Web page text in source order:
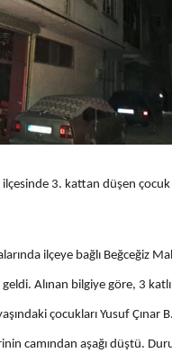
3. kattan düşen çocuk
ilçeye bağlı Beğceğiz
Alınan bilgiye göre, 3
çocukları Yusuf Çınar
camından aşağı düştü.